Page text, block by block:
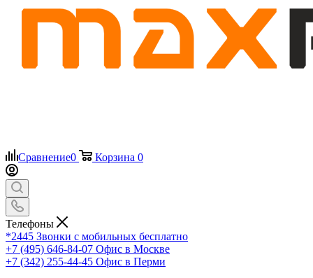
Сравнение0 Корзина 0
Телефоны
*2445 Звонки с мобильных бесплатно
+7 (495) 646-84-07 Офис в Москве
+7 (342) 255-44-45 Офис в Перми